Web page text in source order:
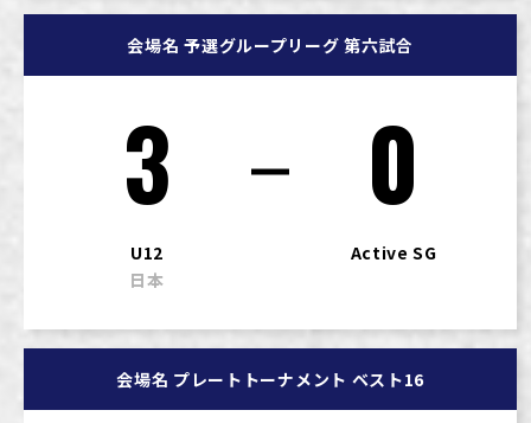
会場名 予選グループリーグ 第六試合
3
U12
日本
0
Active SG
会場名 プレートトーナメント ベスト16